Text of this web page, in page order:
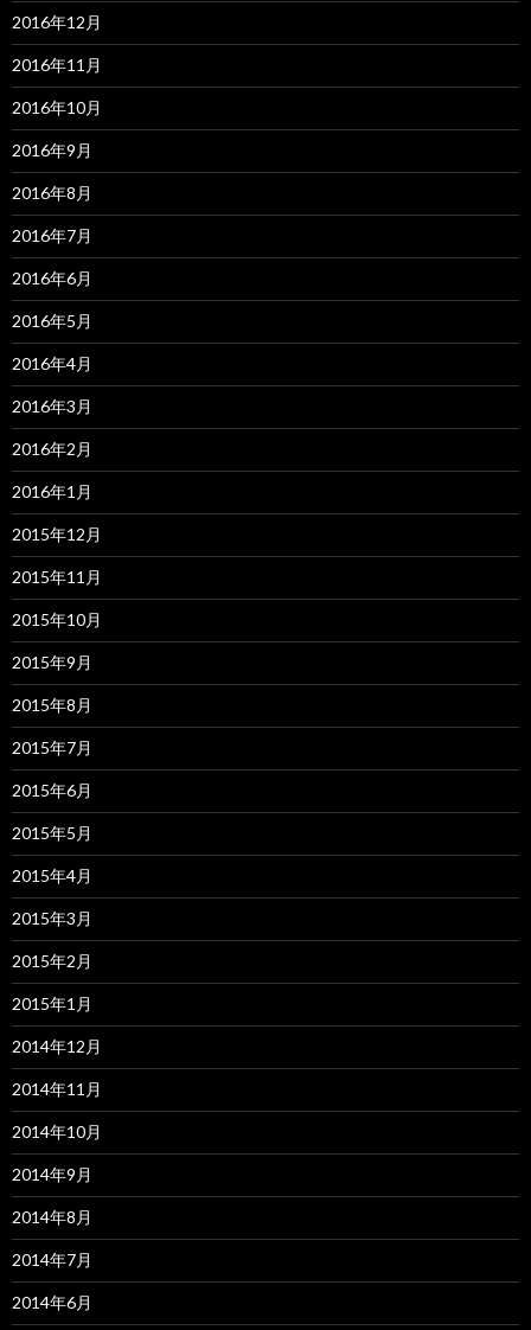
2016年12月
2016年11月
2016年10月
2016年9月
2016年8月
2016年7月
2016年6月
2016年5月
2016年4月
2016年3月
2016年2月
2016年1月
2015年12月
2015年11月
2015年10月
2015年9月
2015年8月
2015年7月
2015年6月
2015年5月
2015年4月
2015年3月
2015年2月
2015年1月
2014年12月
2014年11月
2014年10月
2014年9月
2014年8月
2014年7月
2014年6月